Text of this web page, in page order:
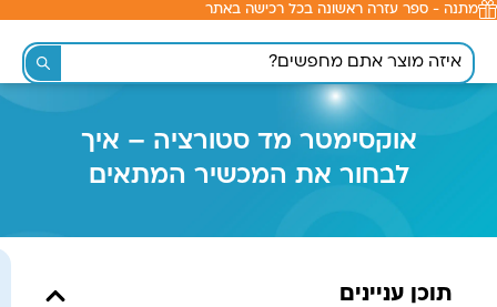
לתוכן
מתנה - ספר עזרה ראשונה בכל רכישה באתר
אוקסימטר מד סטורציה – איך
לבחור את המכשיר המתאים
תוכן עניינים